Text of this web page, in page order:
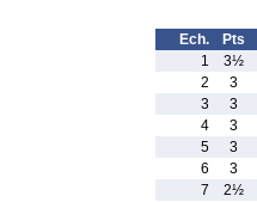
Ech. Pts
1
3½
2
3
3
3
4
3
5
3
6
3
7
2½